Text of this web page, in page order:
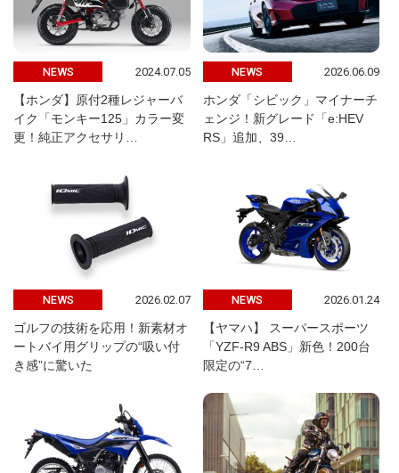
NEWS 2024.07.05
【ホンダ】原付2種レジャーバ
イク「モンキー125」カラー変
更！純正アクセサリ…
NEWS 2026.06.09
ホンダ「シビック」マイナーチ
ェンジ！新グレード「e:HEV
RS」追加、39…
NEWS 2026.02.07
ゴルフの技術を応用！新素材オ
ートバイ用グリップの“吸い付
き感”に驚いた
NEWS 2026.01.24
【ヤマハ】 スーパースポーツ
「YZF-R9 ABS」新色！200台
限定の“7…